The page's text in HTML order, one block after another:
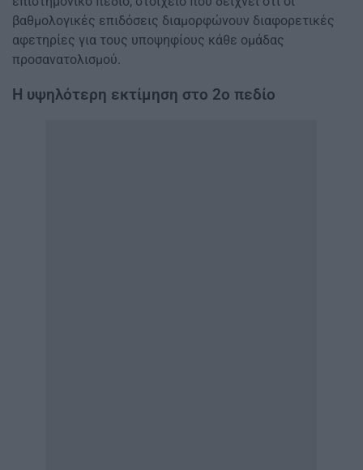
βαθμολογικές επιδόσεις διαμορφώνουν διαφορετικές
αφετηρίες για τους υποψηφίους κάθε ομάδας
προσανατολισμού.
Η υψηλότερη εκτίμηση στο 2ο πεδίο